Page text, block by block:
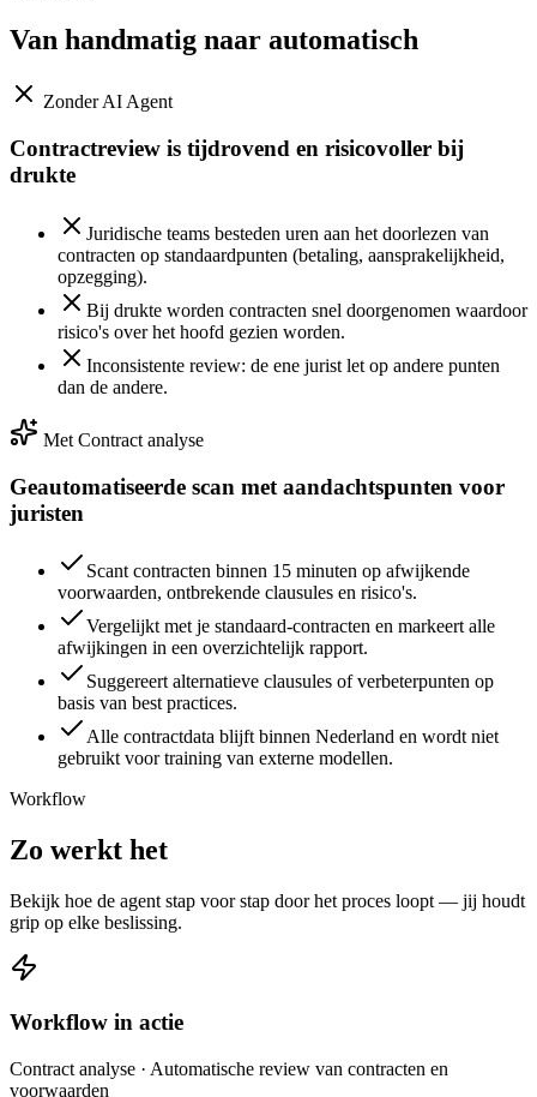
Van handmatig naar automatisch
Zonder AI Agent
Contractreview is tijdrovend en risicovoller bij
drukte
Juridische teams besteden uren aan het doorlezen van
contracten op standaardpunten (betaling, aansprakelijkheid,
opzegging).
Bij drukte worden contracten snel doorgenomen waardoor
risico's over het hoofd gezien worden.
Inconsistente review: de ene jurist let op andere punten
dan de andere.
Met Contract analyse
Geautomatiseerde scan met aandachtspunten voor
juristen
Scant contracten binnen 15 minuten op afwijkende
voorwaarden, ontbrekende clausules en risico's.
Vergelijkt met je standaard-contracten en markeert alle
afwijkingen in een overzichtelijk rapport.
Suggereert alternatieve clausules of verbeterpunten op
basis van best practices.
Alle contractdata blijft binnen Nederland en wordt niet
gebruikt voor training van externe modellen.
Workflow
Zo werkt het
Bekijk hoe de agent stap voor stap door het proces loopt — jij houdt
grip op elke beslissing.
Workflow in actie
Contract analyse · Automatische review van contracten en
voorwaarden